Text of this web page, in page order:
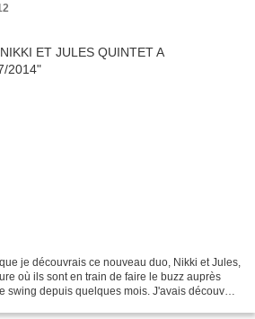
je découvrais ce nouveau duo, Nikki et Jules,
où ils sont en train de faire le buzz auprès
swing depuis quelques mois. J'avais découvert